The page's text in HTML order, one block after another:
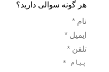
هر گونه سوالی دارید؟
نام *
ایمیل *
تلفن *
پیام *